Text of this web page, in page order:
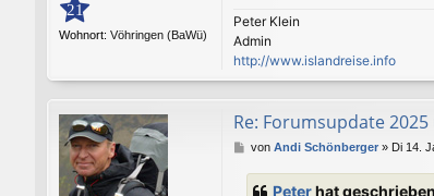
21
Wohnort: Vöhringen (BaWü)
Peter Klein
Admin
http://www.islandreise.info
Re: Forumsupdate
Bvon Andi Schönberger» Di 14.
Peterhat